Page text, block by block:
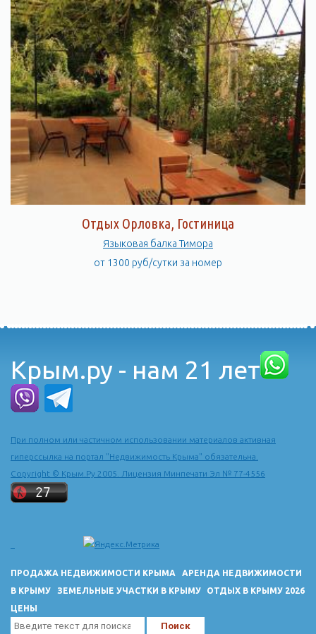
Отдых Орловка, Гостиница
Языковая балка Тимора
от 1300 руб/сутки за номер
Крым.ру - нам 21 лет
При полном или частичном использовании материалов активная
гиперссылка на портал "Недвижимость Крыма" обязательна.
Copyright © Крым.Ру 2005. Лицензия Минпечати Эл № 77-4556
ПРОДАЖА НЕДВИЖИМОСТИ КРЫМА
АРЕНДА НЕДВИЖИМОСТИ
В КРЫМУ
ЗЕМЕЛЬНЫЕ УЧАСТКИ В КРЫМУ
ОТДЫХ В КРЫМУ 2026
ЦЕНЫ